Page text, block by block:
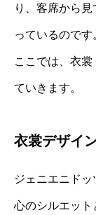
り、客席から
っているのです
ここでは、衣
ていきます。
衣裳デザイ
ジェニエニド
心のシルエッ